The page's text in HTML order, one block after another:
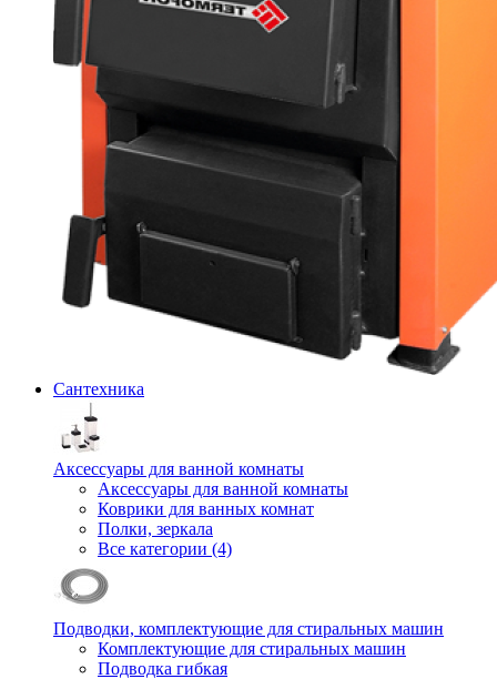
Сантехника
Аксессуары для ванной комнаты
Аксессуары для ванной комнаты
Коврики для ванных комнат
Полки, зеркала
Все категории (4)
Подводки, комплектующие для стиральных машин
Комплектующие для стиральных машин
Подводка гибкая